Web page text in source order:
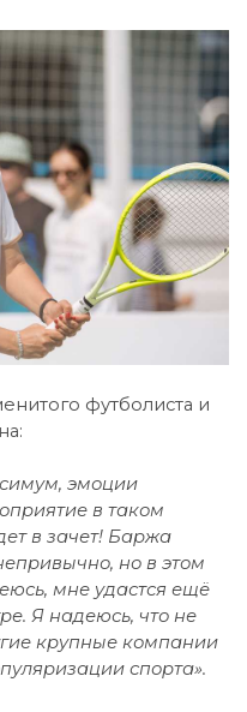
футболиста и
эмоции
в таком
в зачет! Баржа
но в этом
мне удастся ещё
Я надеюсь, что не
крупные компании
спорта».